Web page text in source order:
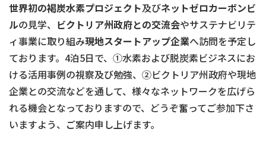
世界初の褐炭水素プロジェクト及びネットゼロカーボンビ
ルの見学、 ビクトリア州政府との交流会やサステナビリテ
ィ事業に取り組み現地スタートアップ企業へ訪問を予定し
ております。4泊5日で、①水素および脱炭素ビジネスにお
ける活用事例の視察及び勉強、②ビクトリア州政府や現地
企業との交流などを通して、様々なネットワークを広げら
れる機会となっておりますので、どうぞ奮ってご参加下さ
いますよう、ご案内申し上げます。